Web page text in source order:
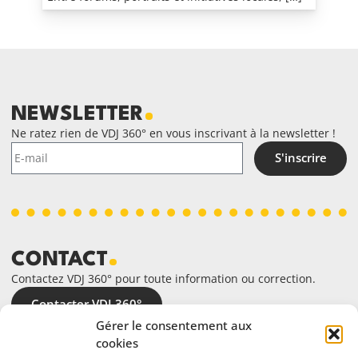
Gérer le consentement aux
cookies
NEWSLETTER
Ne ratez rien de VDJ 360° en vous inscrivant à la newsletter !
S'inscrire
CONTACT
Contactez VDJ 360° pour toute information ou correction.
Contacter VDJ 360°